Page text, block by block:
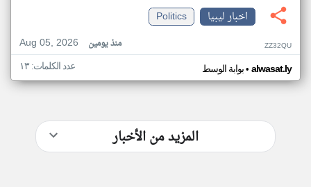
اخبار ليبيا
Politics
Aug 05, 2026
منذ يومين ZZ32QU
بوابة الوسط• alwasat.ly عدد الكلمات: ١٣
المزيد من الأخبار